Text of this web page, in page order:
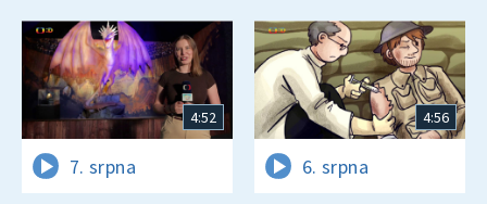
4:52
7. srpna
4:56
6. srpna